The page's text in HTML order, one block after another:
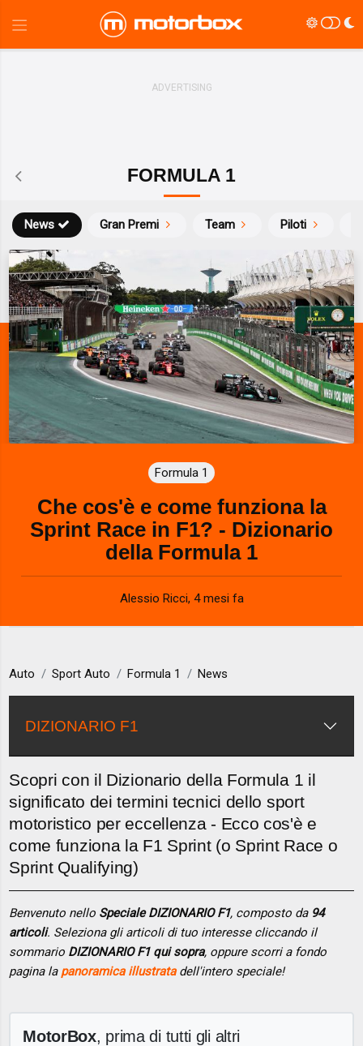
FORMULA 1
News Gran Premi Team Piloti
Formula 1
Che cos'è e come funziona la
Sprint Race in F1? - Dizionario
della Formula 1
Alessio Ricci, 4 mesi fa
Auto Sport Auto Formula 1 News
DIZIONARIO F1
Scopri con il Dizionario della Formula 1 il
significato dei termini tecnici dello sport
motoristico per eccellenza - Ecco cos'è e
come funziona la F1 Sprint (o Sprint Race o
Sprint Qualifying)
Benvenuto nello Speciale DIZIONARIO F1, composto da 94
articoli. Seleziona gli articoli di tuo interesse cliccando il
sommario DIZIONARIO F1 qui sopra, oppure scorri a fondo
pagina la panoramica illustratadell'intero speciale!
MotorBox, prima di tutti gli altri